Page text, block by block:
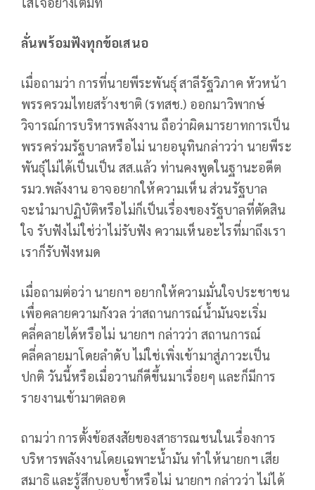
ลั่นพร้อมฟังทุกข้อเสนอ
เมื่อถามว่า การที่นายพีระพันธุ์ สาลีรัฐวิภาค หัวหน้า
พรรครวมไทยสร้างชาติ (รทสช.) ออกมาวิพากษ์
วิจารณ์การบริหารพลังงาน ถือว่าผิดมารยาทการเป็น
พรรคร่วมรัฐบาลหรือไม่ นายอนุทินกล่าวว่า นายพีระ
พันธุ์ไม่ได้เป็นเป็น สส.แล้ว ท่านคงพูดในฐานะอดีต
รมว.พลังงาน อาจอยากให้ความเห็น ส่วนรัฐบาล
จะนํามาปฏิบัติหรือไม่ก็เป็นเรื่องของรัฐบาลที่ตัดสิน
ใจ รับฟังไม่ใช่ว่าไม่รับฟัง ความเห็นอะไรที่มาถึงเรา
เราก็รับฟังหมด
เมื่อถามต่อว่า นายกฯ อยากให้ความมั่นใจประชาชน
เพื่อคลายความกังวล ว่าสถานการณ์น้ำมันจะเริ่ม
คลี่คลายได้หรือไม่ นายกฯ กล่าวว่า สถานการณ์
คลี่คลายมาโดยลําดับ ไม่ใช่เพิ่งเข้ามาสู่ภาวะเป็น
ปกติ วันนี้หรือเมื่อวานก็ดีขึ้นมาเรื่อยๆ และก็มีการ
รายงานเข้ามาตลอด
ถามว่า การตั้งข้อสงสัยของสาธารณชนในเรื่องการ
บริหารพลังงานโดยเฉพาะน้ำมัน ทําให้นายกฯ เสีย
สมาธิ และรู้สึกบอบช้ำหรือไม่ นายกฯ กล่าวว่า ไม่ได้